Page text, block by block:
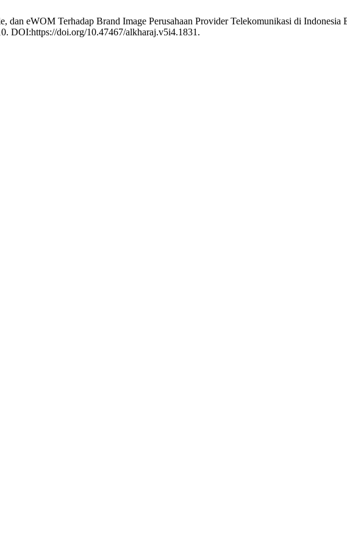
eWOM Terhadap Brand Image Perusahaan Provider Telekomunikasi di Indonesia
DOI:https://doi.org/10.47467/alkharaj.v5i4.1831.